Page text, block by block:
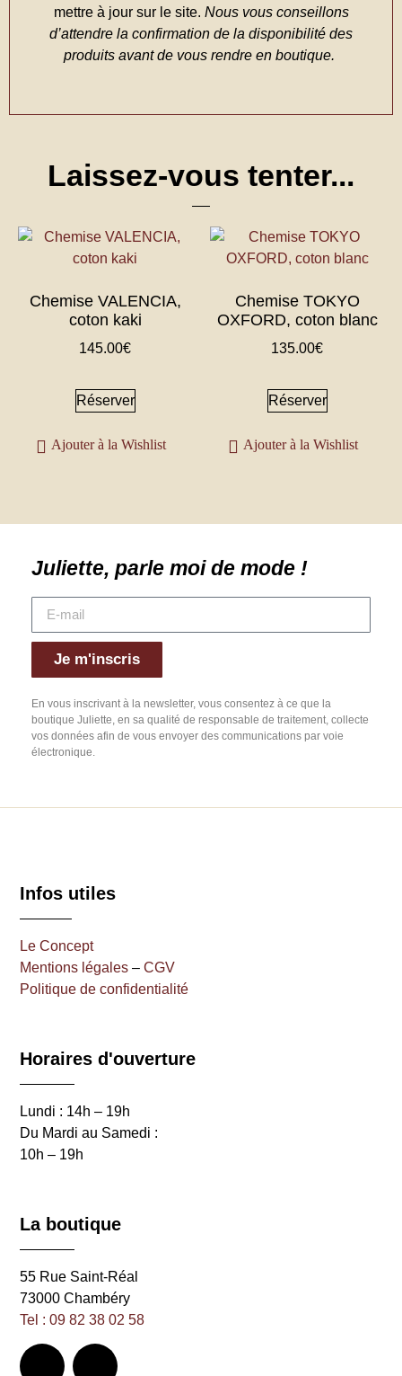
mettre à jour sur le site. Nous vous conseillons
d’attendre la confirmation de la disponibilité des
produits avant de vous rendre en boutique.
Laissez-vous tenter...
Chemise VALENCIA,
coton kaki
145.00€
Réserver
Ajouter à la Wishlist
Chemise TOKYO
OXFORD, coton blanc
135.00€
Réserver
Ajouter à la Wishlist
Juliette, parle moi de mode !
Je m'inscris
En vous inscrivant à la newsletter, vous consentez à ce que la
boutique Juliette, en sa qualité de responsable de traitement, collecte
vos données afin de vous envoyer des communications par voie
électronique.
Infos utiles
Le Concept
Mentions légales –CGV
Politique de confidentialité
Horaires d'ouverture
Lundi : 14h – 19h
Du Mardi au Samedi :
10h – 19h
La boutique
55 Rue Saint-Réal
73000 Chambéry
Tel : 09 82 38 02 58